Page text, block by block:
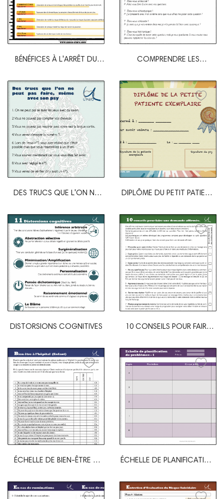
BÉNÉFICES À L'ARRÊT DU
COMPRENDRE LES
DES TRUCS QUE L'ON NE
DIPLÔME DU PETIT PATIENT
DISTORSIONS COGNITIVES
10 CONSEILS POUR FAIRE
ÉCHELLE DE BIEN-ÊTRE À
ÉCHELLE DE PLANIFICATION